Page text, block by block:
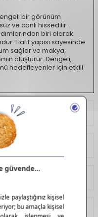
bir görünüm
ve canlı hissedilir.
biri olarak
Hafif yapısı sayesinde
sağlar ve makyaj
oluşturur. Dengeli,
hedefleyenler için etkili